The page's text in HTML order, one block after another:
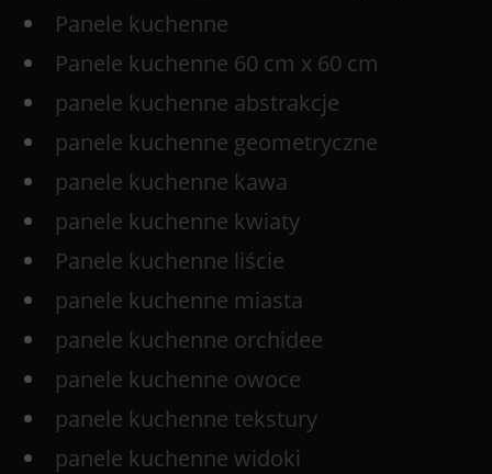
Panele kuchenne
Panele kuchenne 60 cm x 60 cm
panele kuchenne abstrakcje
panele kuchenne geometryczne
panele kuchenne kawa
panele kuchenne kwiaty
Panele kuchenne liście
panele kuchenne miasta
panele kuchenne orchidee
panele kuchenne owoce
panele kuchenne tekstury
panele kuchenne widoki